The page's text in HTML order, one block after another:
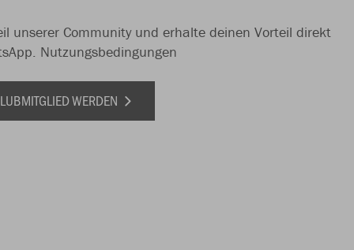
unserer Community und erhalte deinen Vorteil direkt
Nutzungsbedingungen
WERDEN